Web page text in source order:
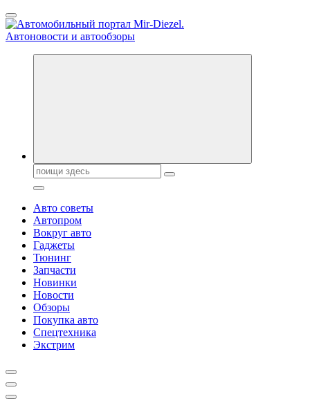
Перейти
к
содержанию
Справочник автомобилиста. Обзор новинок популярных
Поиск:
Авто советы
Автопром
Вокруг авто
Гаджеты
Тюнинг
Запчасти
Новинки
Новости
Обзоры
Покупка авто
Спецтехника
Экстрим